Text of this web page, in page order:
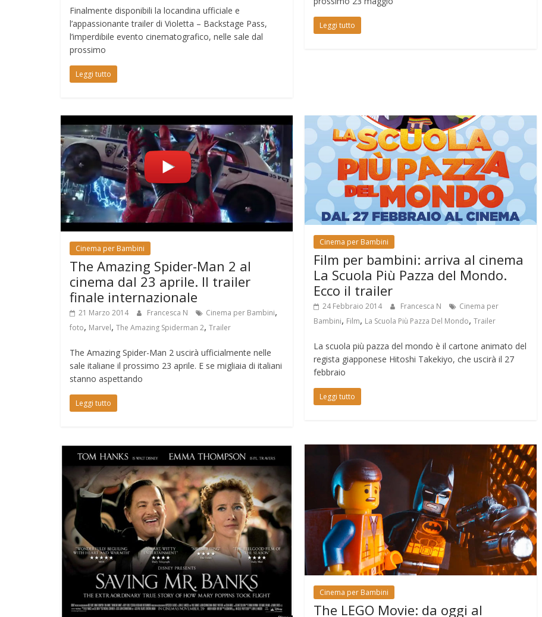
Finalmente disponibili la locandina ufficiale e
l’appassionante trailer di Violetta – Backstage Pass,
l’imperdibile evento cinematografico, nelle sale dal
prossimo
Leggi tutto
Leggi tutto
Cinema per Bambini
The Amazing Spider-Man 2 al
cinema dal 23 aprile. Il trailer
finale internazionale
21 Marzo 2014 Francesca N Cinema per Bambini,
foto, Marvel, The Amazing Spiderman 2, Trailer
The Amazing Spider-Man 2 uscirà ufficialmente nelle
sale italiane il prossimo 23 aprile. E se migliaia di italiani
stanno aspettando
Leggi tutto
Cinema per Bambini
Film per bambini: arriva al cinema
La Scuola Più Pazza del Mondo.
Ecco il trailer
24 Febbraio 2014 Francesca N
Cinema per
Bambini, Film, La Scuola Più Pazza Del Mondo,Trailer
La scuola più pazza del mondo è il cartone animato del
regista giapponese Hitoshi Takekiyo, che uscirà il 27
febbraio
Leggi tutto
Cinema per Bambini
The LEGO Movie: da oggi al